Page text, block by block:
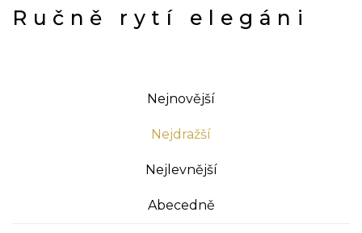
Ručně rytí elegáni
Nejnovější
Nejdražší
Nejlevnější
Abecedně